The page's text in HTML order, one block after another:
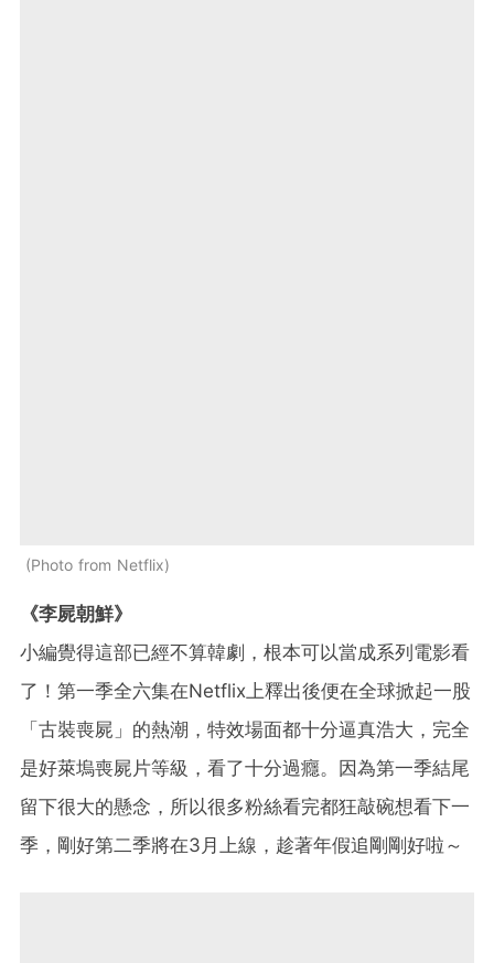
Photo from Netflix
《李屍朝鮮》
小編覺得這部已經不算韓劇，根本可以當成系列電影看
了！第一季全六集在Netflix上釋出後便在全球掀起一股
「古裝喪屍」的熱潮，特效場面都十分逼真浩大，完全
是好萊塢喪屍片等級，看了十分過癮。因為第一季結尾
留下很大的懸念，所以很多粉絲看完都狂敲碗想看下一
季，剛好第二季將在3月上線，趁著年假追剛剛好啦～